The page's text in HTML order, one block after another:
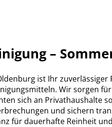
–
ist Ihr
Wir sorgen
sich an Privathaushalte
und sichern
für dauerhafte Reinheit